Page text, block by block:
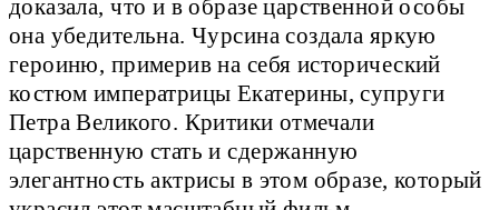
доказала, что и в образе царственной особы
она убедительна. Чурсина создала яркую
героиню, примерив на себя исторический
костюм императрицы Екатерины, супруги
Петра Великого. Критики отмечали
царственную стать и сдержанную
элегантность актрисы в этом образе, который